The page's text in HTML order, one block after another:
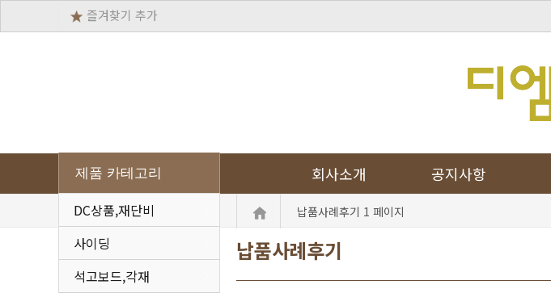
즐겨찾기 추가
공지사항
회사소개
납품사례후기 1 페이지
납품사례후기
제품 카테고리
DC상품,재단비
사이딩
석고보드,각재